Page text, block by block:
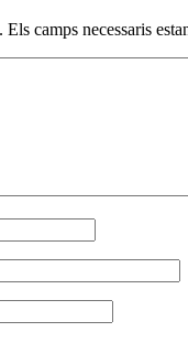
Els camps necessaris